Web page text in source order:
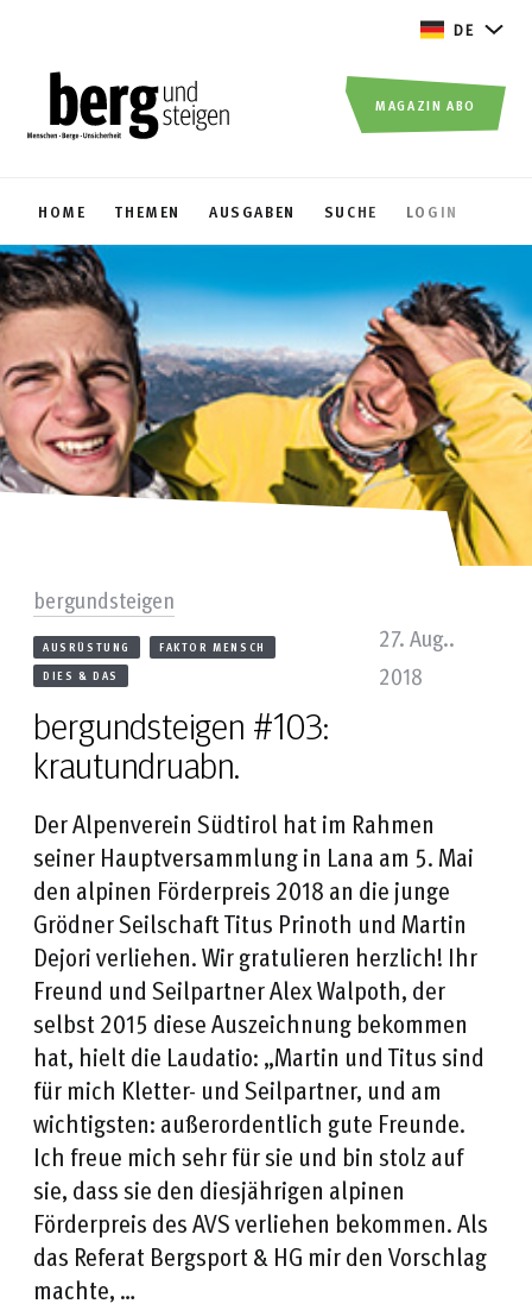
DE
HOME THEMEN AUSGABEN SUCHE LOGIN
MAGAZIN ABO
bergundsteigen #103:
krautundruabn.
AUSRÜSTUNG
FAKTOR MENSCH
DIES & DAS
27. Aug..
2018
bergundsteigen
Der Alpenverein Südtirol hat im Rahmen
seiner Hauptversammlung in Lana am 5. Mai
den alpinen Förderpreis 2018 an die junge
Grödner Seilschaft Titus Prinoth und Martin
Dejori verliehen. Wir gratulieren herzlich! Ihr
Freund und Seilpartner Alex Walpoth, der
selbst 2015 diese Auszeichnung bekommen
hat, hielt die Laudatio: „Martin und Titus sind
für mich Kletter- und Seilpartner, und am
wichtigsten: außerordentlich gute Freunde.
Ich freue mich sehr für sie und bin stolz auf
sie, dass sie den diesjährigen alpinen
Förderpreis des AVS verliehen bekommen. Als
das Referat Bergsport & HG mir den Vorschlag
machte, …